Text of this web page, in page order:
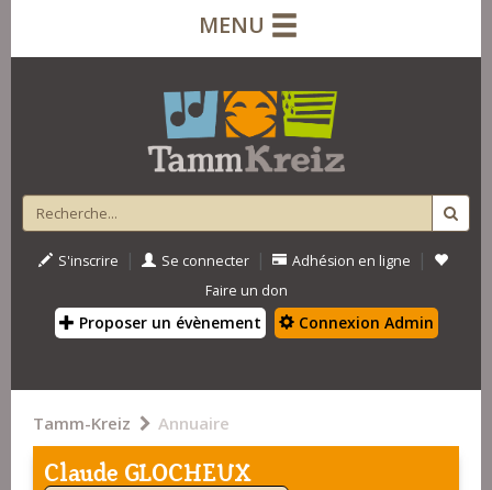
MENU
S'inscrire | Se connecter | Adhésion en ligne |
Faire un don
Proposer un évènement Connexion Admin
Tamm-Kreiz Annuaire
Claude GLOCHEUX